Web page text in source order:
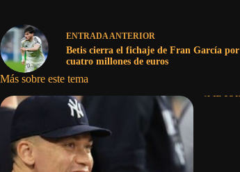
ENTRADAANTERIOR
Betis cierra el fichaje de Fran García por
cuatro millones de euros
Más sobre este tema